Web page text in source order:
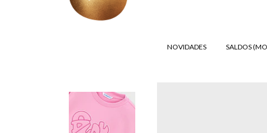
NOVIDADES SALDOS